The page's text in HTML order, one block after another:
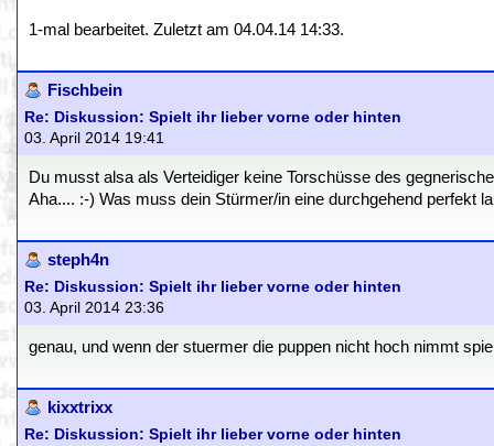
1-mal bearbeitet. Zuletzt am 04.04.14 14:33.
Fischbein
Re: Diskussion: Spielt ihr lieber vorne oder hinten
03. April 2014 19:41
Du musst alsa als Verteidiger keine Torschüsse des
Aha.... :-) Was muss dein Stürmer/in eine durchgehend perfekt
steph4n
Re: Diskussion: Spielt ihr lieber vorne oder hinten
03. April 2014 23:36
genau, und wenn der stuermer die puppen nicht hoch nimmt
kixxtrixx
Re: Diskussion: Spielt ihr lieber vorne oder hinten